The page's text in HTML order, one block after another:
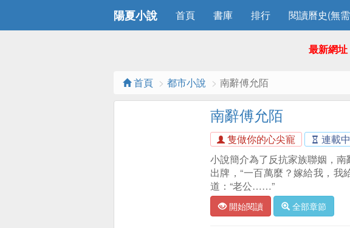
陽夏小說 首頁 書庫 排行 閱讀曆史(無
最新網
首頁 都市小說 南辭傅允陌
南辭傅允陌
隻做你的心尖寵
連載中
小說簡介為了反抗家族聯姻，
出牌，“一百萬麼？嫁給我，
道：“老公……”
開始閱讀 全部章節